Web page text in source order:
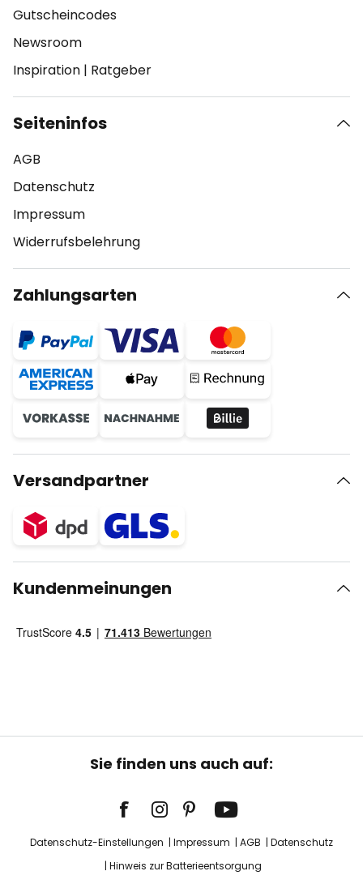
Gutscheincodes
Newsroom
Inspiration | Ratgeber
Seiteninfos
AGB
Datenschutz
Impressum
Widerrufsbelehrung
Zahlungsarten
Versandpartner
Kundenmeinungen
Sie finden uns auch auf:
Datenschutz-Einstellungen Impressum AGB
Datenschutz
Hinweis zur Batterieentsorgung